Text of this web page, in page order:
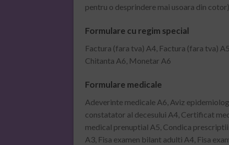
pentru o desprindere mai usoara din
Formulare cu regim special
Factura (fara tva) A4, Factura (fara tva)
Chitanta A6, Monetar A6
Formulare medicale
Adeverinte medicale A6, Aviz
constatator al decesului A4, Certificat
medical prenuptial A5, Condica
A3, Fisa examen bilant adulti A4, Fisa